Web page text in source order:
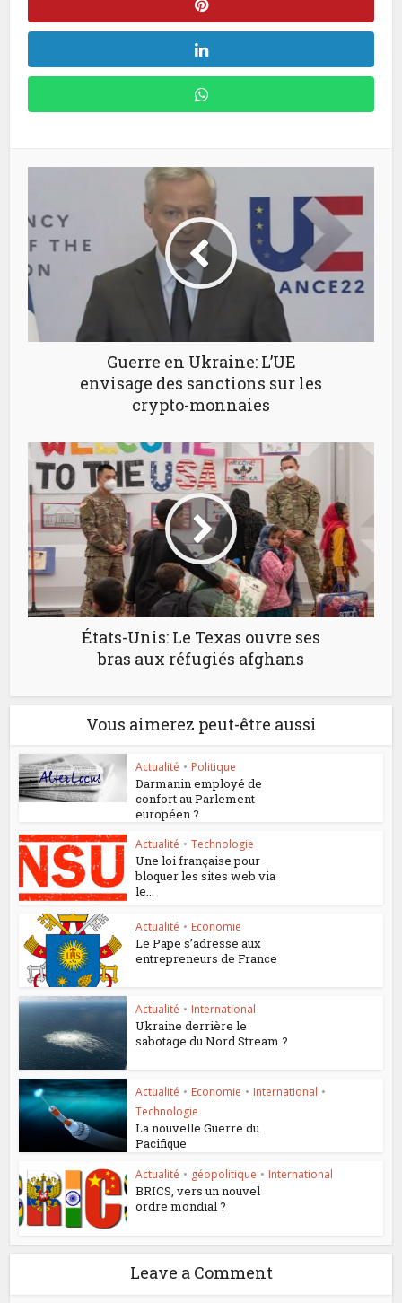
Guerre en Ukraine: L’UE
envisage des sanctions sur les
crypto-monnaies
États-Unis: Le Texas ouvre ses
bras aux réfugiés afghans
Vous aimerez peut-être aussi
Actualité • Politique
Darmanin employé de
confort au Parlement
européen ?
Actualité • Technologie
Une loi française pour
bloquer les sites web via
le...
Actualité • Economie
Le Pape s’adresse aux
entrepreneurs de France
Actualité • International
Ukraine derrière le
sabotage du Nord Stream ?
Actualité • Economie • International •
Technologie
La nouvelle Guerre du
Pacifique
Actualité • géopolitique • International
BRICS, vers un nouvel
ordre mondial ?
Leave a Comment